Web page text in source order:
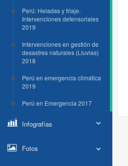
Perú: Heladas y friaje.
Intervenciones defensoriales
2019
Intervenciones en gestión de
desastres naturales (Lluvias)
2018
Perú en emergencia climática
2019
Perú en Emergencia 2017
Infografías
Fotos